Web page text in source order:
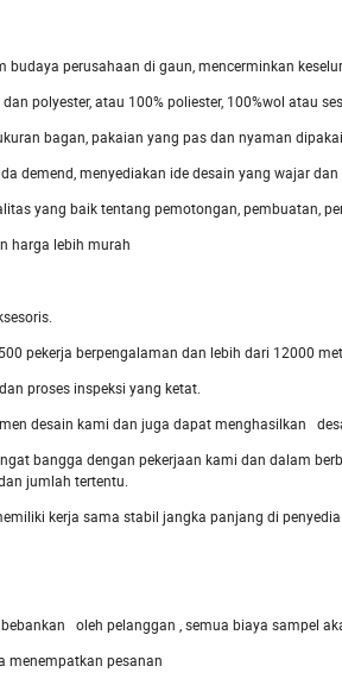
budaya perusahaan di gaun, mencerminkan
polyester, atau 100% poliester, 100%wol atau
bagan, pakaian yang pas dan nyaman
demend, menyediakan ide desain yang wajar dan
yang baik tentang pemotongan, pembuatan,
harga lebih murah
pekerja berpengalaman dan lebih dari 12000
proses inspeksi yang ketat.
desain kami dan juga dapat menghasilkan
bangga dengan pekerjaan kami dan dalam
jumlah tertentu.
kerja sama stabil jangka panjang di
oleh pelanggan , semua biaya sampel
menempatkan pesanan